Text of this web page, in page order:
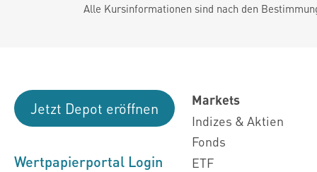
Alle Kursinformationen sind nach den
Jetzt Depot eröffnen
Wertpapierportal Login
Markets
Indizes & Aktien
Fonds
ETF